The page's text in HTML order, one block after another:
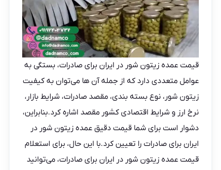
قیمت عمده زیتون شور در ایران برای صادرات، بستگی به
عوامل متعددی دارد که از جمله آن‌ ها می‌توان به کیفیت
زیتون شور، نوع بسته بندی، مقصد صادرات، شرایط بازار،
نرخ ارز و شرایط اقتصادی کشور مقصد اشاره کرد.بنابراین،
دشوار است برای شما قیمت دقیق عمده زیتون شور در
ایران برای صادرات را تعیین کرد.با این حال، برای استعلام
قیمت عمده زیتون شور در ایران برای صادرات، می‌توانید